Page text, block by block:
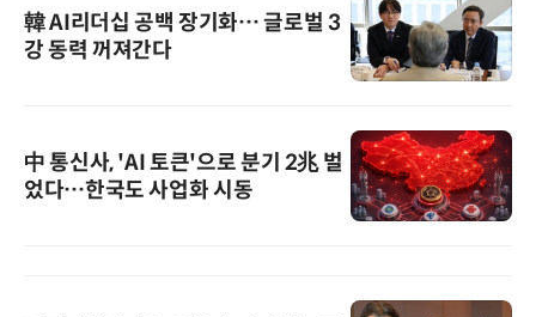
韓 AI리더십 공백 장기화… 글로벌 3
강 동력 꺼져간다
中 통신사, 'AI 토큰'으로 분기 2兆 벌
었다…한국도 사업화 시동